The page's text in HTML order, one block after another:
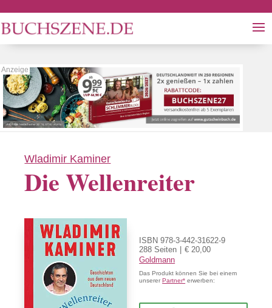
Wladimir Kaminer
Die Wellenreiter
ISBN 978-3-442-31622-9
288 Seiten
€ 20,00
Goldmann
Das Produkt können Sie bei einem
unsererPartner* erwerben: